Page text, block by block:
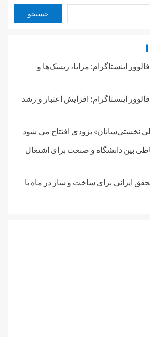
جستجو
اینستاگرام: مزایا، ریسک‌ها و
اینستاگرام؛ افزایش اعتبار و رشد
نخستی‌سانان» بزودی افتتاح می شود
بین دانشگاه و صنعت برای اشتغال
ایرانی برای ساخت و ساز در ماه با